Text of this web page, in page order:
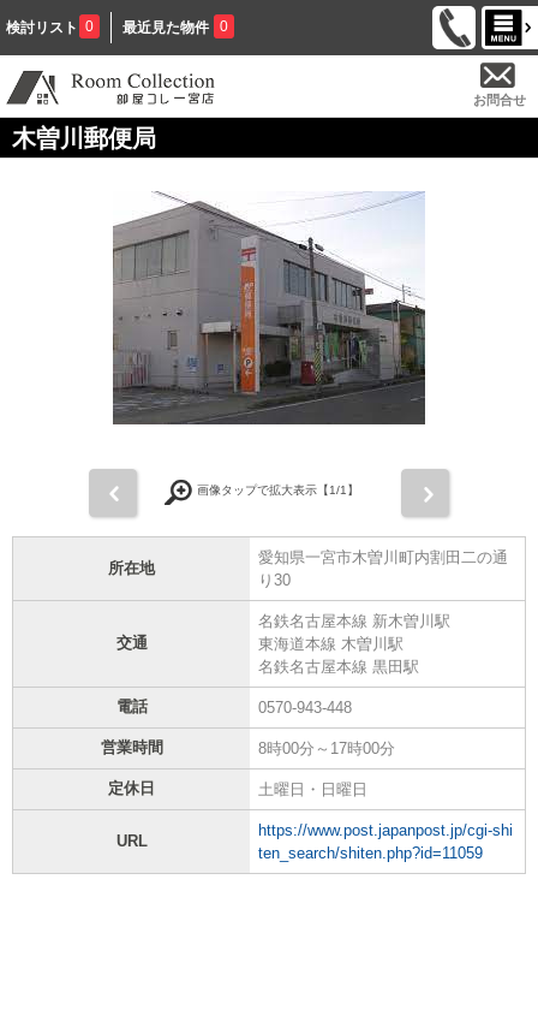
検討リスト 0 最近見た物件 0
お問合せ
木曽川郵便局
画像タップで拡大表示【1/1】
所在地
愛知県一宮市木曽川町内割田二の通
り30
交通
名鉄名古屋本線 新木曽川駅
東海道本線 木曽川駅
名鉄名古屋本線 黒田駅
電話 0570-943-448
営業時間 8時00分～17時00分
定休日 土曜日・日曜日
URL
https://www.post.japanpost.jp/cgi-shi
ten_search/shiten.php?id=11059